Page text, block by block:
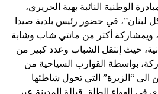
الوطنية النائبة بهية الحريري،
لبنان”، في حضور رئيس بلدية صيدا
ويمشاركة أكثر من مائتي شاب وشابة
حيث إنتقل الشباب وعدد كبير من
بواسطة القوارب السياحية من
الى “الزيرة” التي تحول شاطئها
الهواء الطلق قبالة المدينة عبر